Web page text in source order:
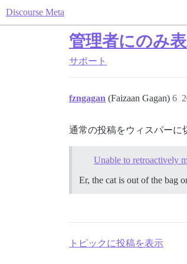
Discourse Meta
管理者にのみ
サポート
fzngagan (Faizaan Gagan) 6
通常の投稿をウィスパーに
Unable to retroactively
Er, the cat is out of the bag
トピックに投稿を表示